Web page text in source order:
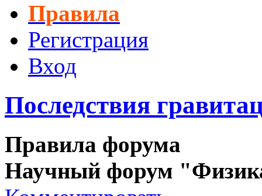
Правила
Регистрация
Вход
Последствия
Правила форума
Научный форум